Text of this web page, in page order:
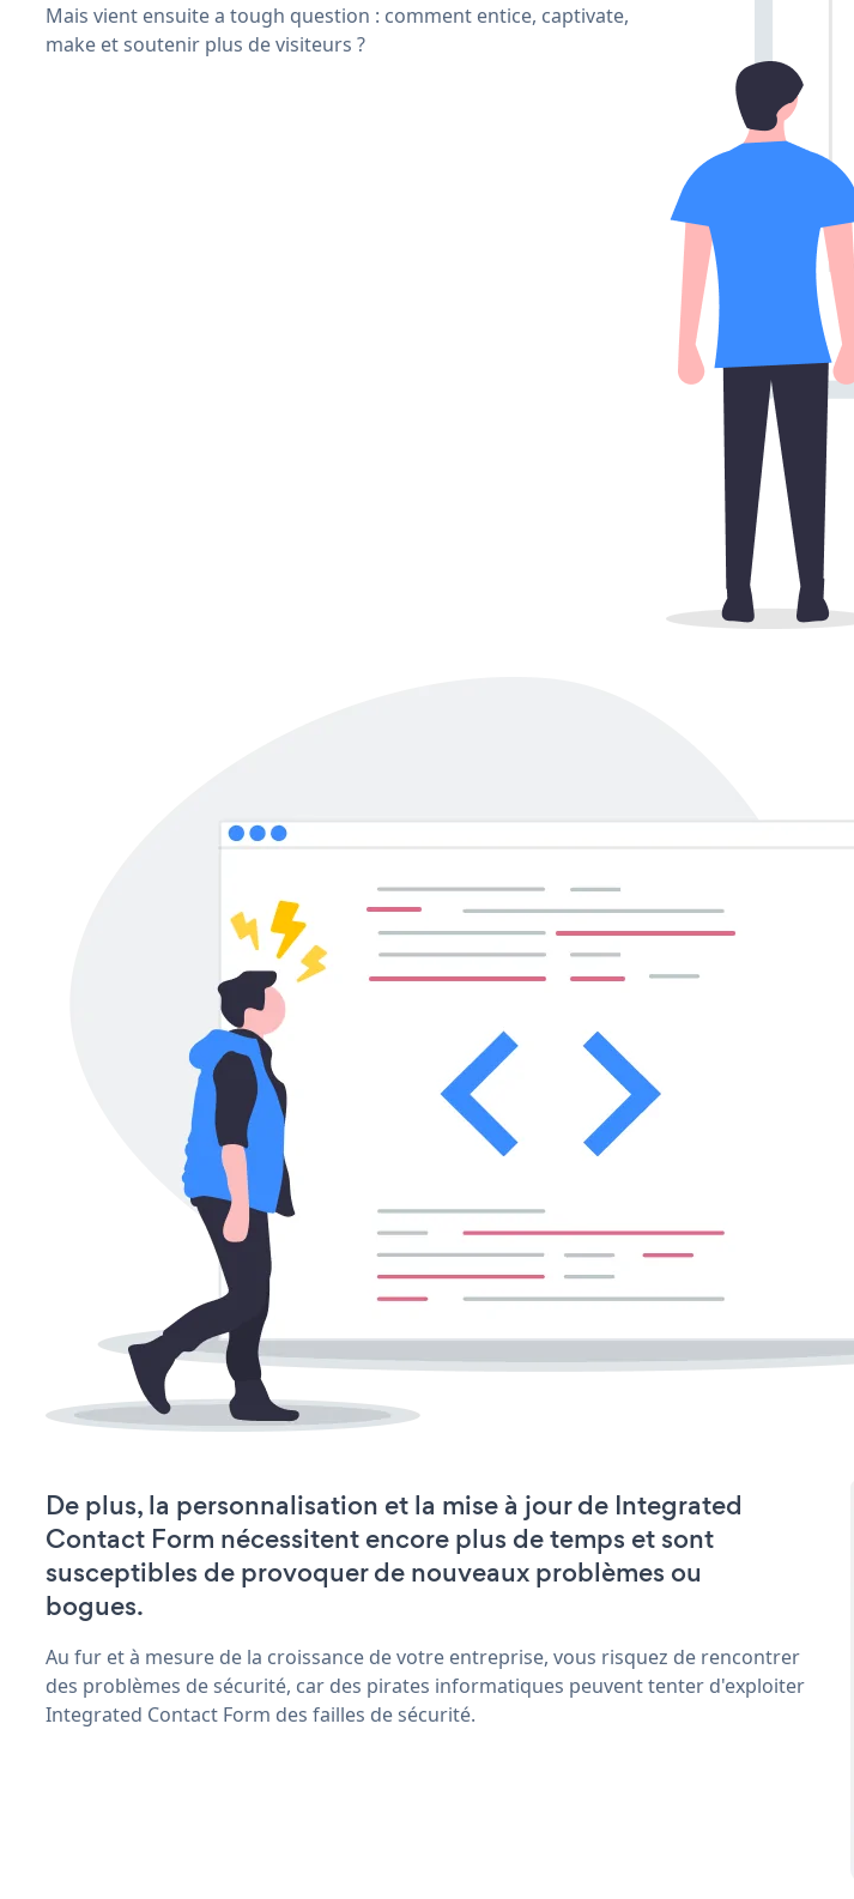
Mais vient ensuite a tough question : comment entice, captivate,
make et soutenir plus de visiteurs ?
De plus, la personnalisation et la mise à jour de Integrated
Contact Form nécessitent encore plus de temps et sont
susceptibles de provoquer de nouveaux problèmes ou
bogues.
Au fur et à mesure de la croissance de votre entreprise, vous risquez de rencontrer
des problèmes de sécurité, car des pirates informatiques peuvent tenter d'exploiter
Integrated Contact Form des failles de sécurité.